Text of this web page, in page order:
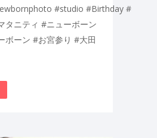
#studio #Birthday #
タニティ #ニューボーン
ボーン #お宮参り #大田